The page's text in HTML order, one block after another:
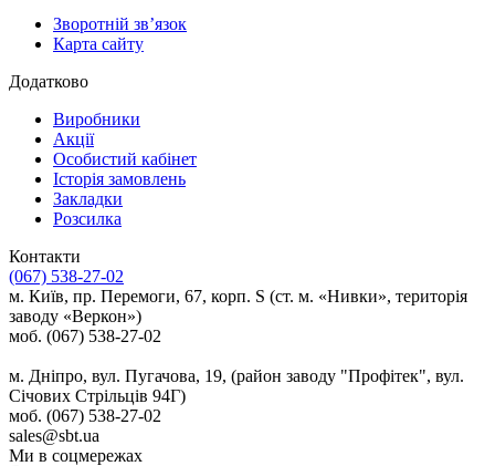
Зворотній зв’язок
Карта сайту
Додатково
Виробники
Акції
Особистий кабінет
Історія замовлень
Закладки
Розсилка
Контакти
(067) 538-27-02
м. Київ, пр. Перемоги, 67, корп. S (ст. м. «Нивки», територія
заводу «Веркон»)
моб. (067) 538-27-02
м. Дніпро, вул. Пугачова, 19, (район заводу "Профітек", вул.
Січових Стрільців 94Г)
моб. (067) 538-27-02
sales@sbt.ua
Ми в соцмережах